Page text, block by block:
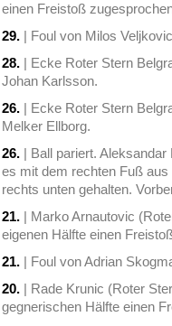
einen Freistoß
29. | Foul von Milos
28. | Ecke Roter Stern
Johan Karlsson.
26. | Ecke Roter Stern
Melker Ellborg.
26. | Ball pariert.
es mit dem rechten Fuß
rechts unten gehalten.
21. | Marko Arnautovic
eigenen Hälfte einen
21. | Foul von Adrian
20. | Rade Krunic (Roter
gegnerischen Hälfte einen